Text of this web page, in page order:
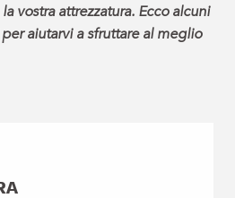
vostra attrezzatura. Ecco alcuni
aiutarvi a sfruttare al meglio